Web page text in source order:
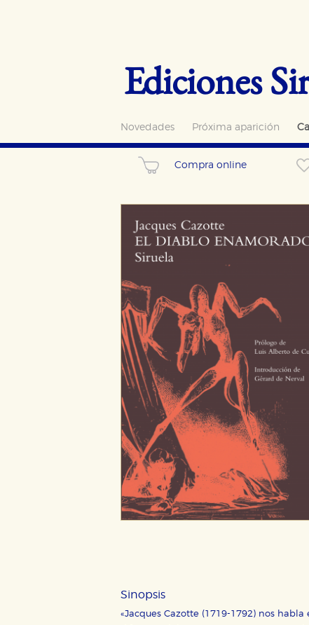
Ediciones
Novedades Próxima aparición
Compra online
Sinopsis
«Jacques Cazotte (1719-1792) nos
CONFIGURACIÓN DE
Cookies necesarias
Estas cookies son necesarias
Estas cookies se utilizan
Cookies de publicidad y